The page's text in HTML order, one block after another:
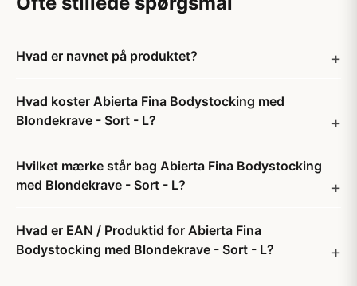
Hvad er navnet på produktet?
Hvad koster Abierta Fina Bodystocking med
Blondekrave - Sort - L?
Hvilket mærke står bag Abierta Fina Bodystocking
med Blondekrave - Sort - L?
Hvad er EAN / Produktid for Abierta Fina
Bodystocking med Blondekrave - Sort - L?